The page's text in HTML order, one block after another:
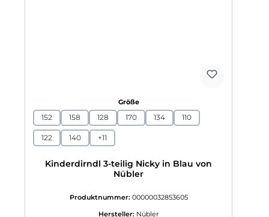
Größeauswählen
152 158 128 170 134 110
122 140 +11
Kinderdirndl 3-teilig Nicky in Blau von
Nübler
Produktnummer: 00000032853605
Hersteller: Nübler